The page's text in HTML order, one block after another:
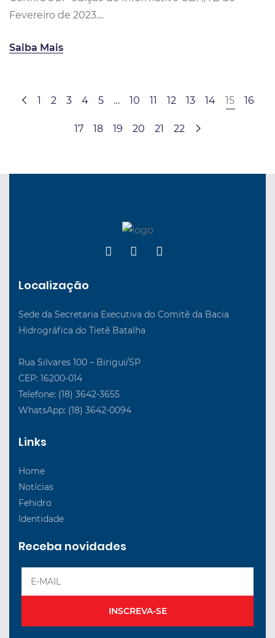
Fevereiro de 2023....
Saiba Mais
1 2 3 4 5 … 10 11 12 13 14 15 16
17 18 19 20 21 22
Localização
Sede da Secretaria Executiva do Comitê da Bacia
Hidrográfica do Tietê Batalha
Rua Silvares 100 – Birigui/SP
CEP: 16200-014
Telefone: (18) 3642-3655
WhatsApp: (18) 3642-0094
Links
Home
Notícias
Fehidro
Identidade
Receba novidades